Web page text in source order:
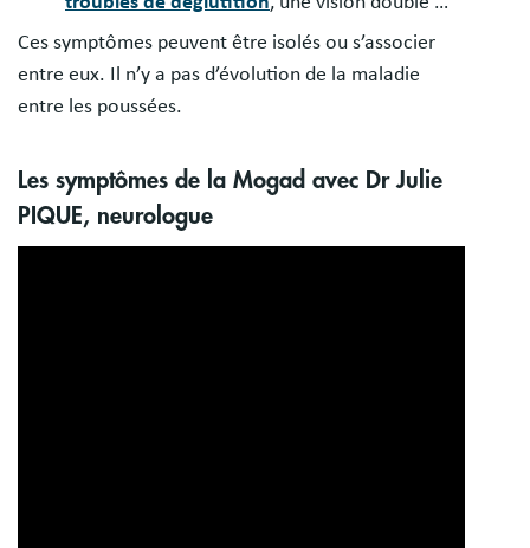
Ces symptômes peuvent être isolés ou s’associer
entre eux. Il n’y a pas d’évolution de la maladie
entre les poussées.
Les symptômes de la Mogad avec Dr Julie
PIQUE, neurologue